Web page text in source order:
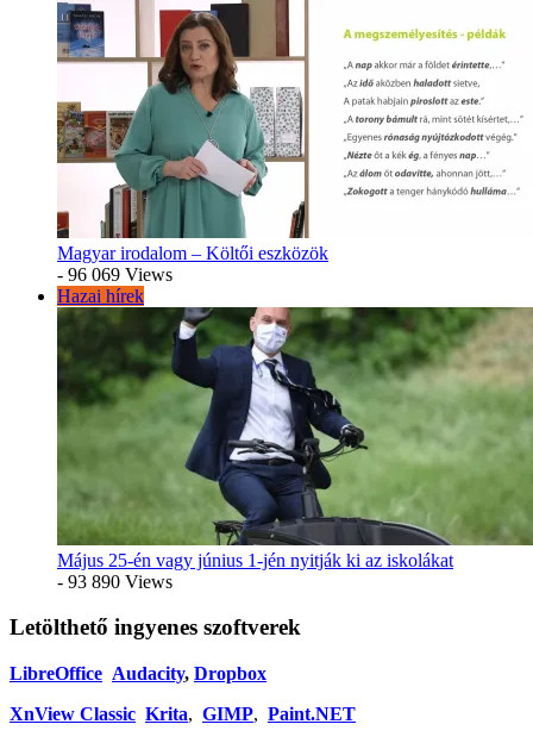
Magyar irodalom – Költői eszközök
- 96 069 Views
Hazai hírek
Május 25-én vagy június 1-jén nyitják ki az iskolákat
- 93 890 Views
Letölthető ingyenes szoftverek
LibreOffice Audacity, Dropbox
XnView Classic Krita, GIMP, Paint.NET